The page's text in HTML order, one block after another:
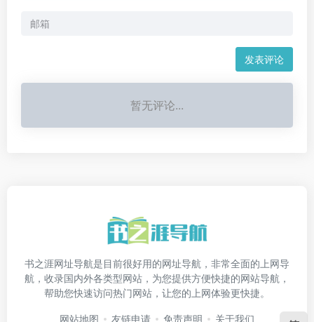
发表评论
暂无评论...
书之涯网址导航是目前很好用的网址导航，非常全面的上网导
航，收录国内外各类型网站，为您提供方便快捷的网站导航，
帮助您快速访问热门网站，让您的上网体验更快捷。
网站地图 友链申请 免责声明 关于我们